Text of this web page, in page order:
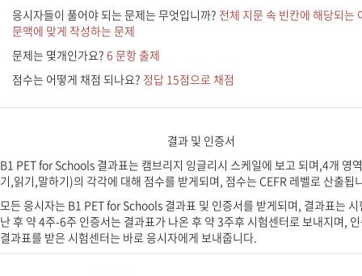
응시자들이 풀어야 되는 문제는 무엇입니까? 전체 지문 속 빈칸에 해당되는
문맥에 맞게 작성하는 문제
문제는 몇개인가요? 6 문항 출제
점수는 어떻게 채점 되나요? 정답 15점으로 채점
결과 및 인증서
B1 PET for Schools 결과표는 캠브리지 잉글리시 스케일에 보고 되며,4개 영
기,읽기,말하기)의 각각에 대해 점수를 받게되며, 점수는 CEFR 레벨로 산출됩
모든 응시자는 B1 PET for Schools 결과표 및 인증서를 받게되며, 결과표는 시
난 후 약 4주-6주 인증서는 결과표가 나온 후 약 3주후 시험센터로 보내지며,
결과표를 받은 시험센터는 바로 응시자에게 보내줍니다.